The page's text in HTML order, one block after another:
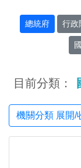
總統府 行政
目前分類：
機關分類 展開/